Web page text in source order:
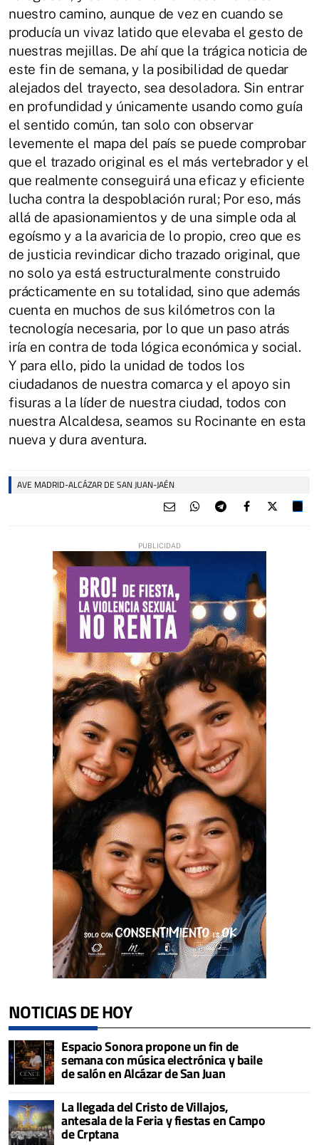
nuestro camino, aunque de vez en cuando se
producía un vivaz latido que elevaba el gesto de
nuestras mejillas. De ahí que la trágica noticia de
este fin de semana, y la posibilidad de quedar
alejados del trayecto, sea desoladora. Sin entrar
en profundidad y únicamente usando como guía
el sentido común, tan solo con observar
levemente el mapa del país se puede comprobar
que el trazado original es el más vertebrador y el
que realmente conseguirá una eficaz y eficiente
lucha contra la despoblación rural; Por eso, más
allá de apasionamientos y de una simple oda al
egoísmo y a la avaricia de lo propio, creo que es
de justicia revindicar dicho trazado original, que
no solo ya está estructuralmente construido
prácticamente en su totalidad, sino que además
cuenta en muchos de sus kilómetros con la
tecnología necesaria, por lo que un paso atrás
iría en contra de toda lógica económica y social.
Y para ello, pido la unidad de todos los
ciudadanos de nuestra comarca y el apoyo sin
fisuras a la líder de nuestra ciudad, todos con
nuestra Alcaldesa, seamos su Rocinante en esta
nueva y dura aventura.
AVE MADRID-ALCÁZAR DE SAN JUAN-JAÉN
NOTICIAS DE HOY
Espacio Sonora propone un fin de
semana con música electrónica y baile
de salón en Alcázar de San Juan
La llegada del Cristo de Villajos,
antesala de la Feria y fiestas en Campo
de Crptana